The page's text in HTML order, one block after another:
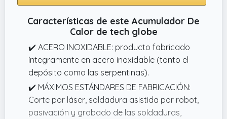
Características de este Acumulador De
Calor de tech globe
✔️ ACERO INOXIDABLE: producto fabricado
íntegramente en acero inoxidable (tanto el
depósito como las serpentinas).
✔️ MÁXIMOS ESTÁNDARES DE FABRICACIÓN:
Corte por láser, soldadura asistida por robot,
pasivación y grabado de las soldaduras,